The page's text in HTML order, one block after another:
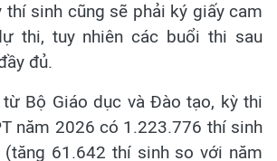
thí sinh cũng sẽ phải ký giấy cam
thi, tuy nhiên các buổi thi sau
đủ.
Bộ Giáo dục và Đào tạo, kỳ thi
năm 2026 có 1.223.776 thí sinh
61.642 thí sinh so với năm